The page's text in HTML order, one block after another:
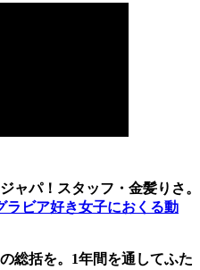
ャパ！スタッフ・金髪りさ。
ラビア好き女子におくる動
総括を。1年間を通してふた